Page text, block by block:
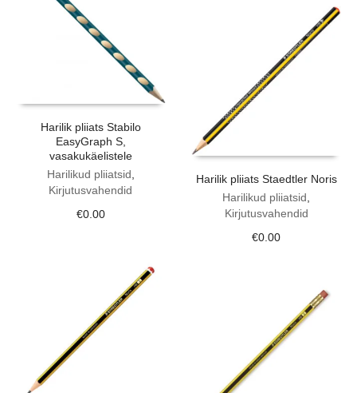
Harilik pliiats Stabilo
EasyGraph S,
vasakukäelistele
Harilikud pliiatsid
Kirjutusvahendid
€0.00
Harilik pliiats Staedtler Noris
Harilikud pliiatsid,
Kirjutusvahendid
€0.00